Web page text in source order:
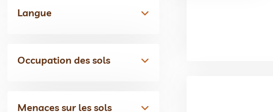
Langue
Occupation des sols
Menaces sur les sols